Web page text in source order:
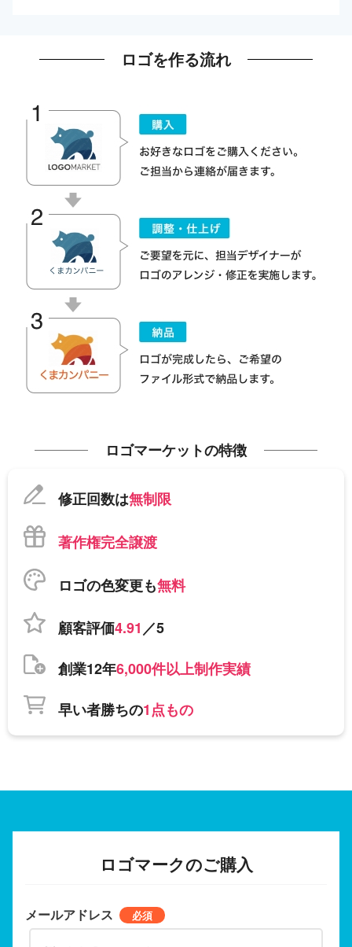
ロゴを作る流れ
ロゴマーケットの特徴
修正回数は無制限
著作権完全譲渡
ロゴの色変更も無料
顧客評価4.91／5
創業12年6,000件以上制作実績
早い者勝ちの1点もの
ロゴマークのご購入
メールアドレス